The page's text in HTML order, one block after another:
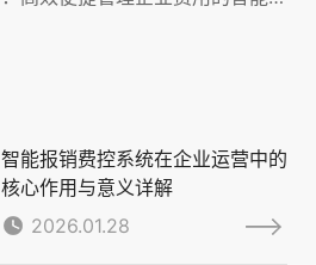
智能报销费控系统在企业运营中的
核心作用与意义详解
2026.01.28